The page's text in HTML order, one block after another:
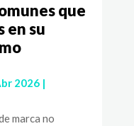
que
en su
2026|
marca no